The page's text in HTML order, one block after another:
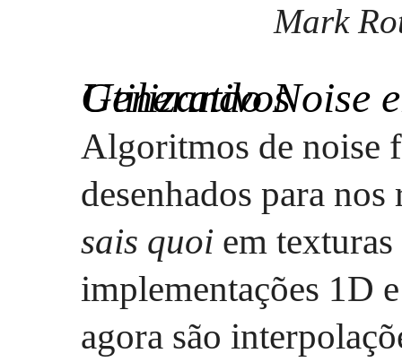
Mark
Utilizando Noise em Designs Generativos
Algoritmos de noise
desenhados para
sais quoi em
implementações 1D
agora são